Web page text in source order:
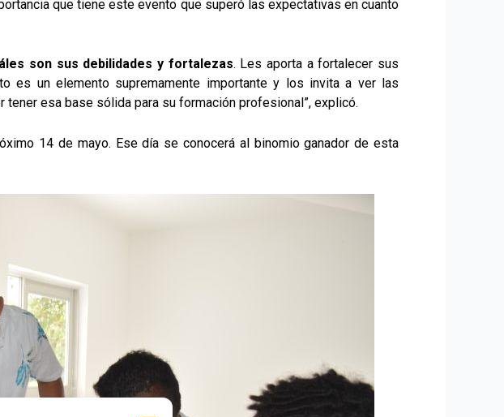
que tiene este evento que superó las expectativas en cuanto
son sus debilidades y fortalezas. Les aporta a fortalecer sus
es un elemento supremamente importante y los invita a ver las
esa base sólida para su formación profesional”, explicó.
14 de mayo. Ese día se conocerá al binomio ganador de esta